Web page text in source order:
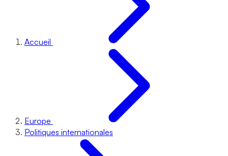
Accueil
Europe
Politiques internationales